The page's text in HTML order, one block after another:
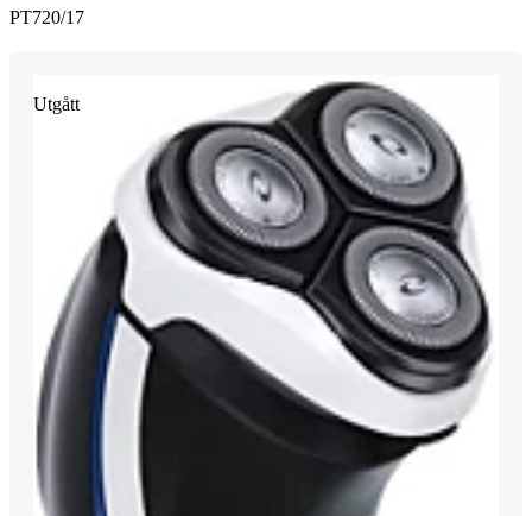
PT720/17
Utgått